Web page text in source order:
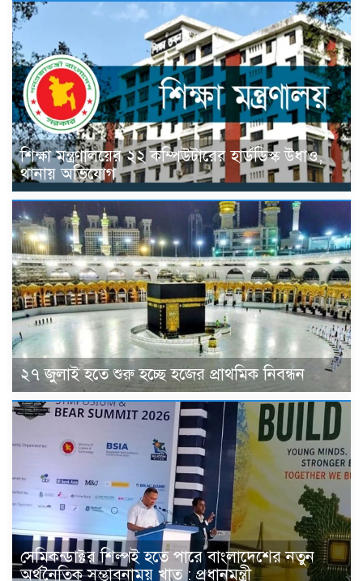
শিক্ষা মন্ত্রণালয়ের ২২ কম্পিউটারের হার্ডডিস্ক উধাও,
থানায় অভিযোগ
২৭ জুলাই হতে শুরু হচ্ছে হজের প্রাথমিক নিবন্ধন
সেমিকন্ডাক্টর শিল্পই হতে পারে বাংলাদেশের নতুন
অর্থনৈতিক সম্ভাবনাময় খাত : প্রধানমন্ত্রী